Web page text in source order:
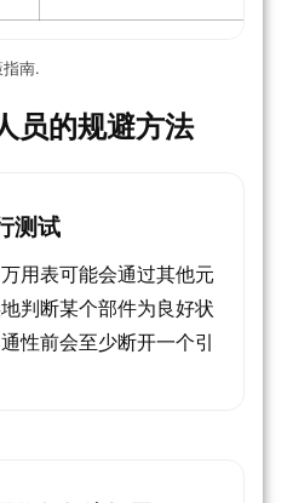
南.
员的规避方法
测试
用表可能会通过其他元
判断某个部件为良好状
性前会至少断开一个引